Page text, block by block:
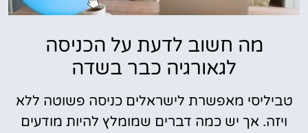
מה חשוב לדעת על הכניסה
לגאורגיה כבר בשדה
טביליסי מאפשרת לישראלים כניסה פשוטה ללא
ויזה. אך יש כמה דברים שמומלץ להיות מודעים